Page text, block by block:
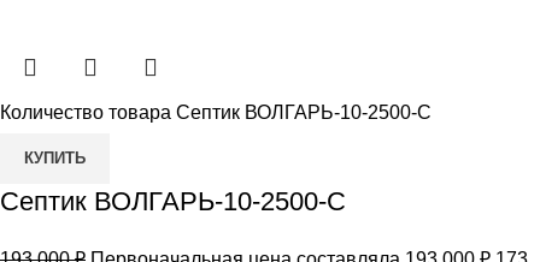
Количество товара Септик ВОЛГАРЬ-10-2500-С
КУПИТЬ
Септик ВОЛГАРЬ-10-2500-С